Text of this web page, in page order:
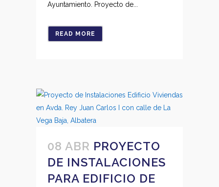
Ayuntamiento. Proyecto de...
READ MORE
08 ABR PROYECTO
DE INSTALACIONES
PARA EDIFICIO DE